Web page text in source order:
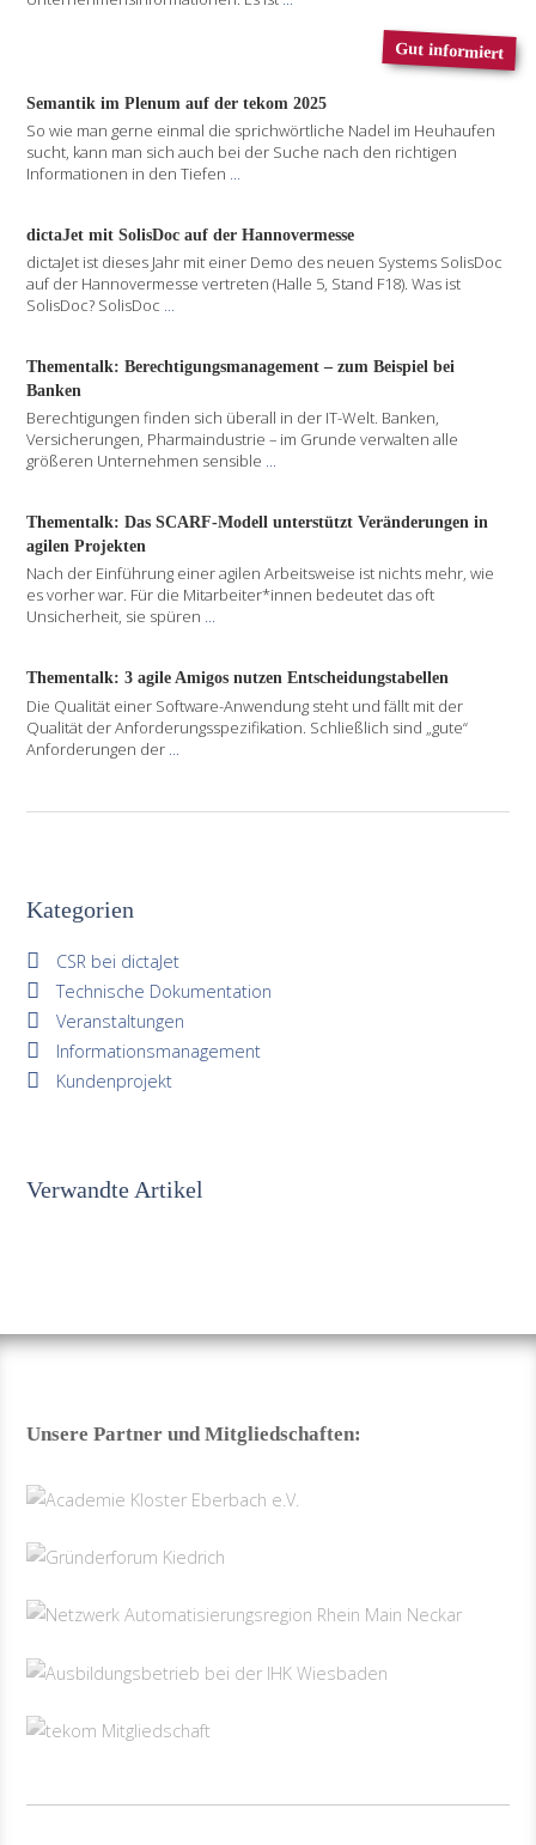
Gut informiert
Semantik im Plenum auf der tekom 2025
So wie man gerne einmal die sprichwörtliche Nadel im Heuhaufen
sucht, kann man sich auch bei der Suche nach den richtigen
Informationen in den Tiefen ...
dictaJet mit SolisDoc auf der Hannovermesse
dictaJet ist dieses Jahr mit einer Demo des neuen Systems SolisDoc
auf der Hannovermesse vertreten (Halle 5, Stand F18). Was ist
SolisDoc? SolisDoc ...
Thementalk: Berechtigungsmanagement – zum Beispiel bei
Banken
Berechtigungen finden sich überall in der IT-Welt. Banken,
Versicherungen, Pharmaindustrie – im Grunde verwalten alle
größeren Unternehmen sensible ...
Thementalk: Das SCARF-Modell unterstützt Veränderungen in
agilen Projekten
Nach der Einführung einer agilen Arbeitsweise ist nichts mehr, wie
es vorher war. Für die Mitarbeiter*innen bedeutet das oft
Unsicherheit, sie spüren ...
Thementalk: 3 agile Amigos nutzen Entscheidungstabellen
Die Qualität einer Software-Anwendung steht und fällt mit der
Qualität der Anforderungsspezifikation. Schließlich sind „gute“
Anforderungen der
Kategorien
CSR bei dictaJet
Technische Dokumentation
Veranstaltungen
Informationsmanagement
Kundenprojekt
Verwandte Artikel
Unsere Partner und Mitgliedschaften: